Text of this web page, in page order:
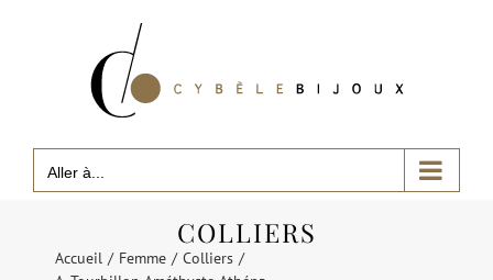
Aller à...
COLLIERS
Accueil Femme
Colliers